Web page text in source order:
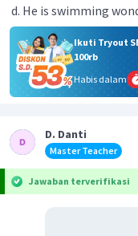
He is swimming
Ikuti Tryout
100rb
Habis dalam
D. Danti
Master Teacher
Jawaban terverifikasi